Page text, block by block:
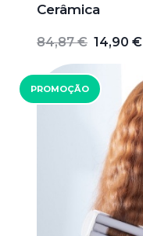
Cerâmica
84,87 € 14,90 €
PROMOÇÃO